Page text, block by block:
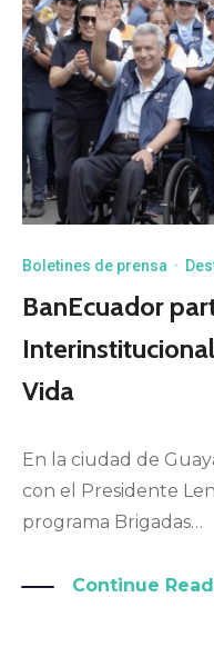
Boletines de prensa ·
BanEcuador
Vida
En la ciudad de
con el Presidente
programa Brigadas…
Continue